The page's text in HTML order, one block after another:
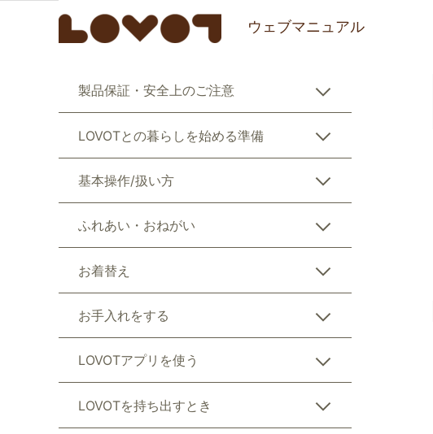
ウェブマニュアル
製品保証・安全上のご注意
LOVOTとの暮らしを始める準備
基本操作/扱い方
ふれあい・おねがい
お着替え
お手入れをする
LOVOTアプリを使う
LOVOTを持ち出すとき